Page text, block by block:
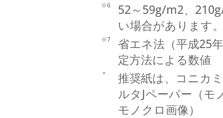
※6
52～59g/m2、
い場合があります
※7
省エネ法（平成25
定方法による数値
＊
推奨紙は、コニカ
ルタJペーパー（モ
モノクロ画像）